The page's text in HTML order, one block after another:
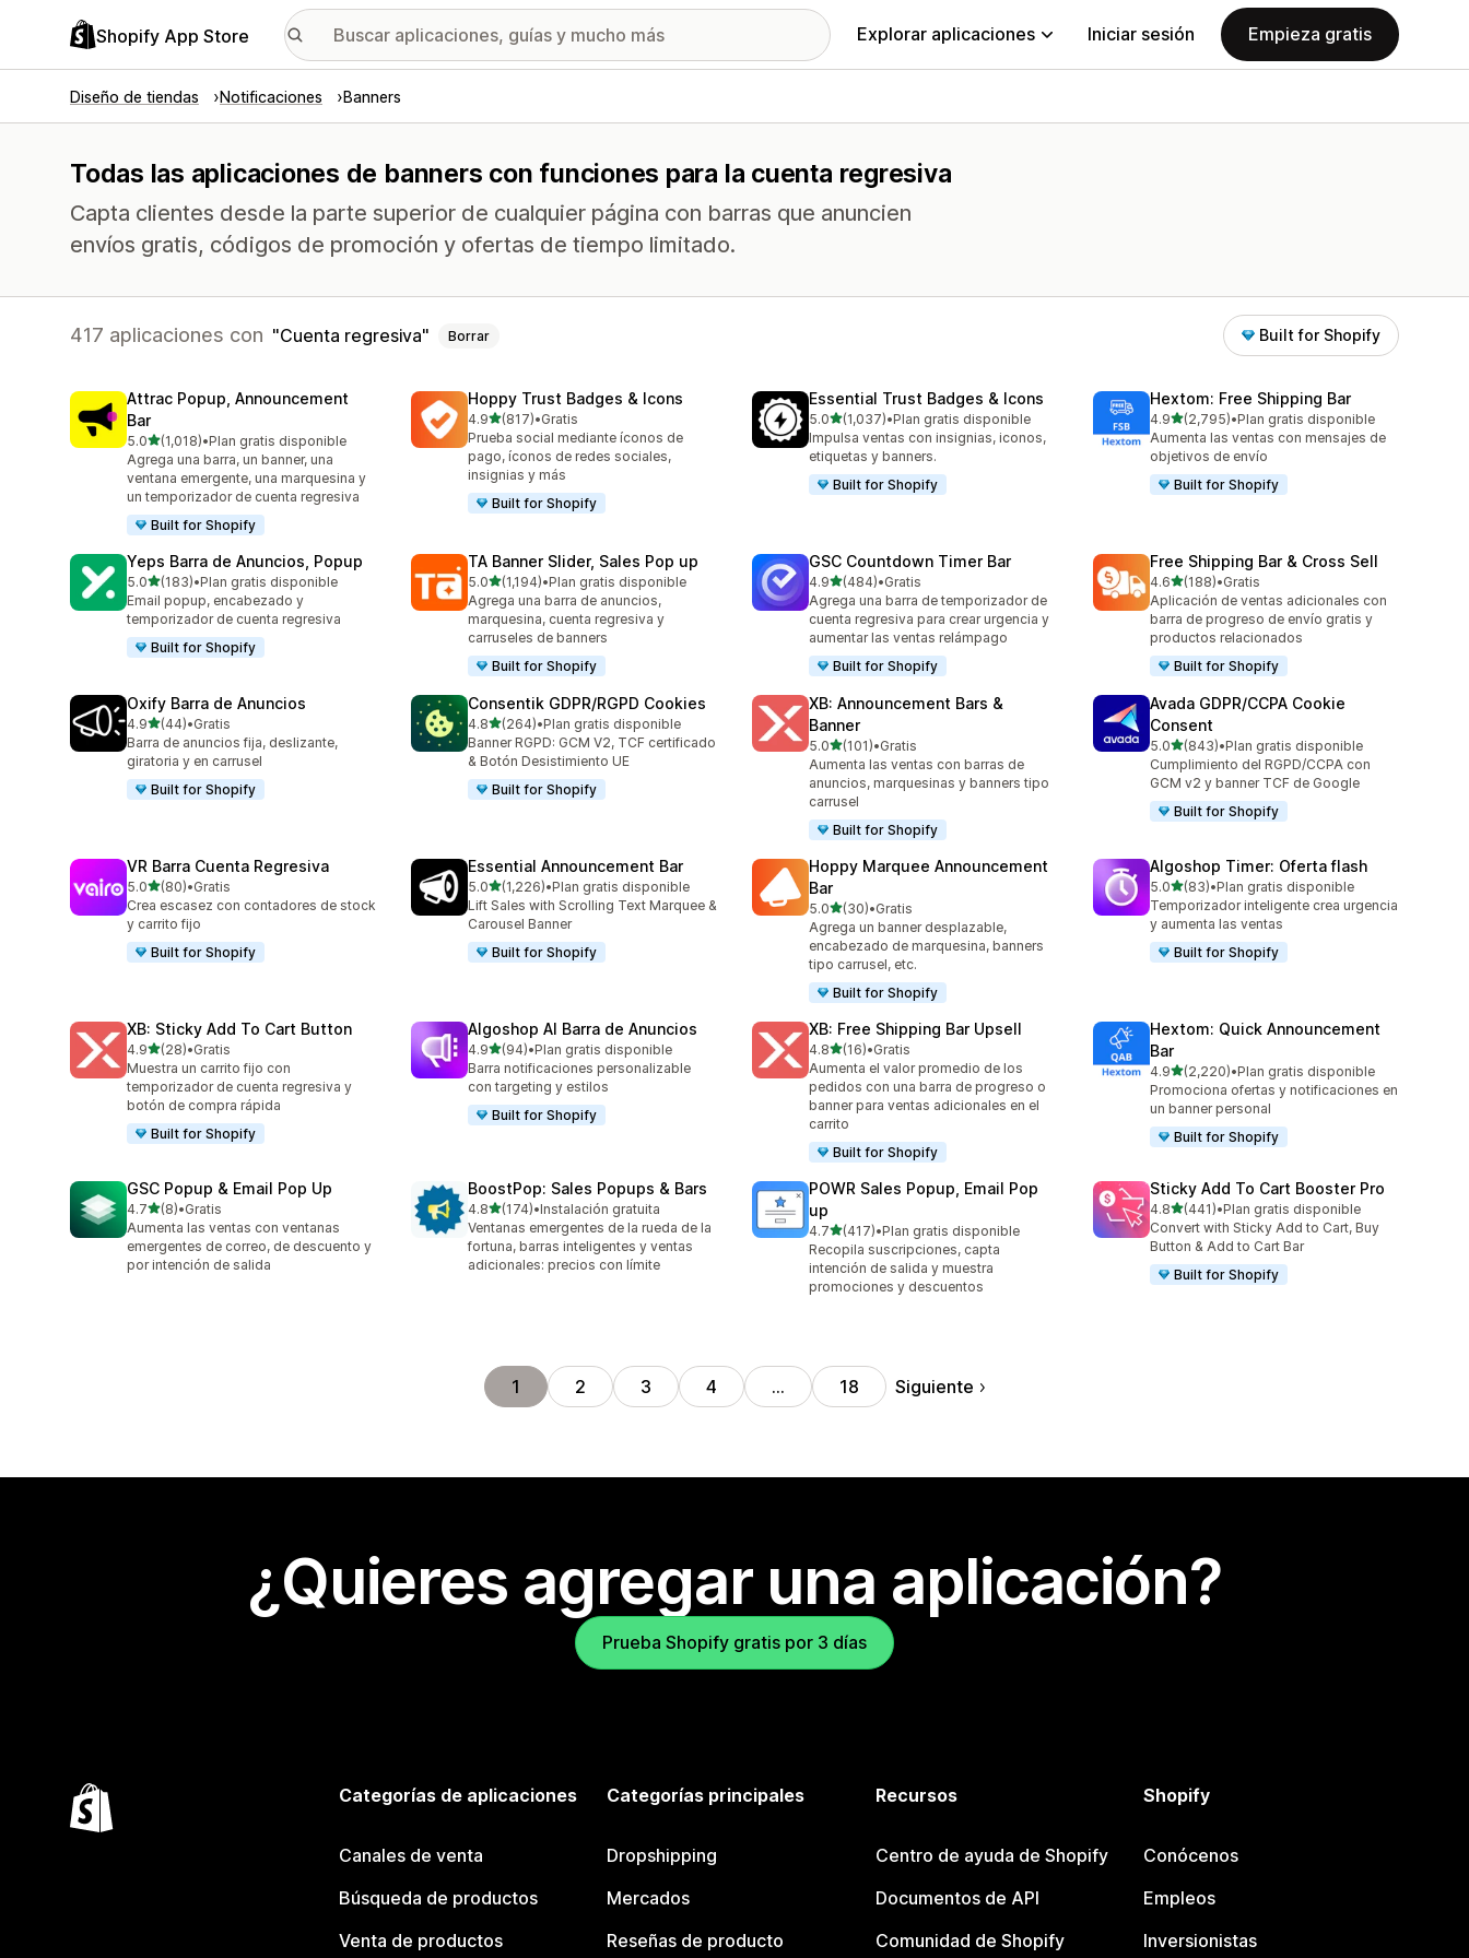
Shopify App Store Explorar aplicaciones Iniciar sesión Empieza gratis
Diseño de tiendas Notificaciones Banners
Todas las aplicaciones de banners con funciones para la cuenta regresiva
Capta clientes desde la parte superior de cualquier página con barras que anuncien
envíos gratis, códigos de promoción y ofertas de tiempo limitado.
417 aplicaciones con Cuenta regresiva Borrar Built for Shopify
Attrac Popup, Announcement
Bar
5.0de 5 estrellas
(1,018)
1018 reseñas en total
•Plan gratis disponible
Agrega una barra, un banner, una
ventana emergente, una marquesina y
un temporizador de cuenta regresiva
Built for Shopify
Hoppy Trust Badges & Icons
4.9de 5 estrellas
(817)
817 reseñas en total
•Gratis
Prueba social mediante íconos de
pago, íconos de redes sociales,
insignias y más
Built for Shopify
Essential Trust Badges & Icons
5.0de 5 estrellas
(1,037)
1037 reseñas en total
•Plan gratis disponible
Impulsa ventas con insignias, iconos,
etiquetas y banners.
Built for Shopify
Hextom: Free Shipping Bar
4.9de 5 estrellas
(2,795)
2795 reseñas en total
•Plan gratis disponible
Aumenta las ventas con mensajes de
objetivos de envío
Built for Shopify
Yeps Barra de Anuncios, Popup
5.0de 5 estrellas
(183)
183 reseñas en total
•Plan gratis disponible
Email popup, encabezado y
temporizador de cuenta regresiva
Built for Shopify
TA Banner Slider, Sales Pop up
5.0de 5 estrellas
(1,194)
1194 reseñas en total
•Plan gratis disponible
Agrega una barra de anuncios,
marquesina, cuenta regresiva y
carruseles de banners
Built for Shopify
GSC Countdown Timer Bar
4.9de 5 estrellas
(484)
484 reseñas en total
•Gratis
Agrega una barra de temporizador de
cuenta regresiva para crear urgencia y
aumentar las ventas relámpago
Built for Shopify
Free Shipping Bar & Cross Sell
4.6de 5 estrellas
(188)
188 reseñas en total
•Gratis
Aplicación de ventas adicionales con
barra de progreso de envío gratis y
productos relacionados
Built for Shopify
Oxify Barra de Anuncios
4.9de 5 estrellas
(44)
44 reseñas en total
•Gratis
Barra de anuncios fija, deslizante,
giratoria y en carrusel
Built for Shopify
Consentik GDPR/RGPD Cookies
4.8de 5 estrellas
(264)
264 reseñas en total
•Plan gratis disponible
Banner RGPD: GCM V2, TCF certificado
& Botón Desistimiento UE
Built for Shopify
XB: Announcement Bars &
Banner
5.0de 5 estrellas
(101)
101 reseñas en total
•Gratis
Aumenta las ventas con barras de
anuncios, marquesinas y banners tipo
carrusel
Built for Shopify
Avada GDPR/CCPA Cookie
Consent
5.0de 5 estrellas
(843)
843 reseñas en total
•Plan gratis disponible
Cumplimiento del RGPD/CCPA con
GCM v2 y banner TCF de Google
Built for Shopify
VR Barra Cuenta Regresiva
5.0de 5 estrellas
(80)
80 reseñas en total
•Gratis
Crea escasez con contadores de stock
y carrito fijo
Built for Shopify
Essential Announcement Bar
5.0de 5 estrellas
(1,226)
1226 reseñas en total
•Plan gratis disponible
Lift Sales with Scrolling Text Marquee &
Carousel Banner
Built for Shopify
Hoppy Marquee Announcement
Bar
5.0de 5 estrellas
(30)
30 reseñas en total
•Gratis
Agrega un banner desplazable,
encabezado de marquesina, banners
tipo carrusel, etc.
Built for Shopify
Algoshop Timer: Oferta flash
5.0de 5 estrellas
(83)
83 reseñas en total
•Plan gratis disponible
Temporizador inteligente crea urgencia
y aumenta las ventas
Built for Shopify
XB: Sticky Add To Cart Button
4.9de 5 estrellas
(28)
28 reseñas en total
•Gratis
Muestra un carrito fijo con
temporizador de cuenta regresiva y
botón de compra rápida
Built for Shopify
Algoshop AI Barra de Anuncios
4.9de 5 estrellas
(94)
94 reseñas en total
•Plan gratis disponible
Barra notificaciones personalizable
con targeting y estilos
Built for Shopify
XB: Free Shipping Bar Upsell
4.8de 5 estrellas
(16)
16 reseñas en total
•Gratis
Aumenta el valor promedio de los
pedidos con una barra de progreso o
banner para ventas adicionales en el
carrito
Built for Shopify
Hextom: Quick Announcement
Bar
4.9de 5 estrellas
(2,220)
2220 reseñas en total
•Plan gratis disponible
Promociona ofertas y notificaciones en
un banner personal
Built for Shopify
GSC Popup & Email Pop Up
4.7de 5 estrellas
(8)
8 reseñas en total
•Gratis
Aumenta las ventas con ventanas
emergentes de correo, de descuento y
por intención de salida
BoostPop: Sales Popups & Bars
4.8de 5 estrellas
(174)
174 reseñas en total
•Instalación gratuita
Ventanas emergentes de la rueda de la
fortuna, barras inteligentes y ventas
adicionales: precios con límite
POWR Sales Popup, Email Pop
up
4.7de 5 estrellas
(417)
417 reseñas en total
•Plan gratis disponible
Recopila suscripciones, capta
intención de salida y muestra
promociones y descuentos
Sticky Add To Cart Booster Pro
4.8de 5 estrellas
(441)
441 reseñas en total
•Plan gratis disponible
Convert with Sticky Add to Cart, Buy
Button & Add to Cart Bar
Built for Shopify
1 2 3 4 … 18 Siguiente
¿Quieres agregar una aplicación?
Prueba Shopify gratis por 3 días
Categorías de aplicaciones
Canales de venta
Búsqueda de productos
Venta de productos
Categorías principales
Dropshipping
Mercados
Reseñas de producto
Recursos
Centro de ayuda de Shopify
Documentos de API
Comunidad de Shopify
Shopify
Conócenos
Empleos
Inversionistas